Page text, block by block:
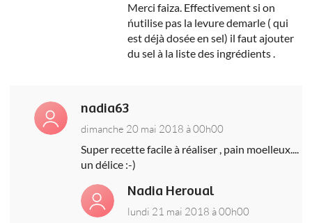
Merci faiza. Effectivement si on
ńutilise pas la levure demarle ( qui
est déjà dosée en sel) il faut ajouter
du sel à la liste des ingrédients .
nadia63
dimanche 20 mai 2018 à 00h00
Super recette facile à réaliser , pain moelleux....
un délice :-)
Nadia Heroual
lundi 21 mai 2018 à 00h00